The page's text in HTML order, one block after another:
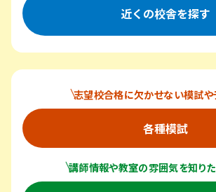
近くの校舎を探す
志望校合格に欠かせない模試や
各種模試
講師情報や教室の雰囲気を知り